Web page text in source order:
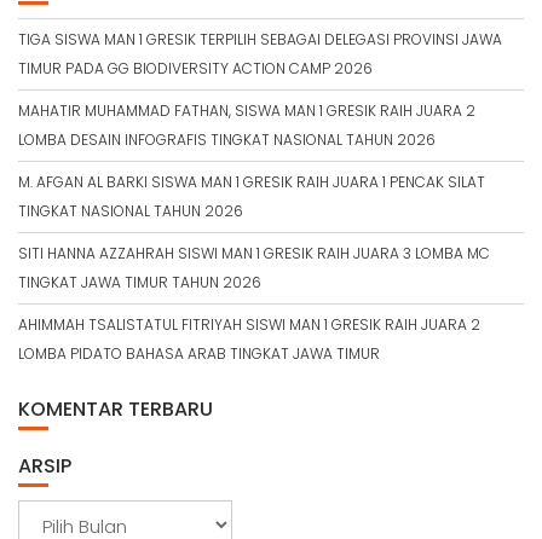
TIGA SISWA MAN 1 GRESIK TERPILIH SEBAGAI DELEGASI PROVINSI JAWA
TIMUR PADA GG BIODIVERSITY ACTION CAMP 2026
MAHATIR MUHAMMAD FATHAN, SISWA MAN 1 GRESIK RAIH JUARA 2
LOMBA DESAIN INFOGRAFIS TINGKAT NASIONAL TAHUN 2026
M. AFGAN AL BARKI SISWA MAN 1 GRESIK RAIH JUARA 1 PENCAK SILAT
TINGKAT NASIONAL TAHUN 2026
SITI HANNA AZZAHRAH SISWI MAN 1 GRESIK RAIH JUARA 3 LOMBA MC
TINGKAT JAWA TIMUR TAHUN 2026
AHIMMAH TSALISTATUL FITRIYAH SISWI MAN 1 GRESIK RAIH JUARA 2
LOMBA PIDATO BAHASA ARAB TINGKAT JAWA TIMUR
KOMENTAR TERBARU
ARSIP